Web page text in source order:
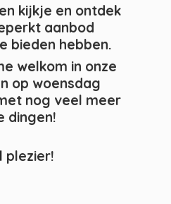
kijkje en ontdek
aanbod
bieden hebben.
welkom in onze
op woensdag
nog veel meer
dingen!
plezier!